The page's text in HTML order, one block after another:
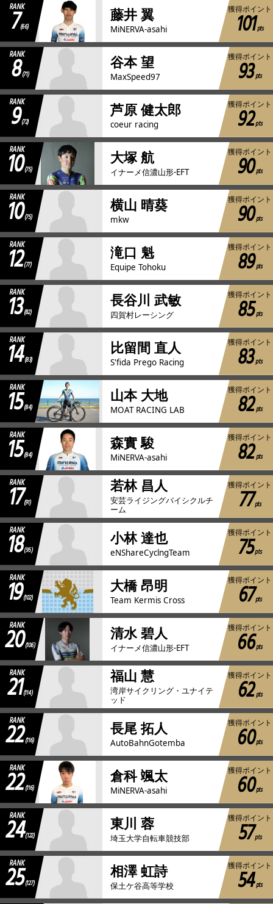
RANK
7 (66)
藤井 翼
MiNERVA-asahi
獲得ポイント
101pts
RANK
8(71)
谷本 望
MaxSpeed97
獲得ポイント
93pts
RANK
9(72)
芦原 健太郎
coeur racing
獲得ポイント
92pts
RANK
10(75)
大塚 航
イナーメ信濃山形-EFT
獲得ポイント
90pts
RANK
10(75)
横山 晴葵
mkw
獲得ポイント
90pts
RANK
12(77)
滝口 魁
Equipe Tohoku
獲得ポイント
89pts
RANK
13(82)
長谷川 武敏
四賀村レーシング
獲得ポイント
85pts
RANK
14(83)
比留間 直人
S'fida Prego Racing
獲得ポイント
83pts
RANK
15(84)
山本 大地
MOAT RACING LAB
獲得ポイント
82pts
RANK
15(84)
森實 駿
MiNERVA-asahi
獲得ポイント
82pts
RANK
17 (91)
若林 昌人
安芸ライジングバイシクルチ
ーム
獲得ポイント
77pts
RANK
18(95)
小林 達也
eNShareCyclngTeam
獲得ポイント
75pts
RANK
19(102)
大橋 昂明
Team Kermis Cross
獲得ポイント
67pts
RANK
20(106)
清水 碧人
イナーメ信濃山形-EFT
獲得ポイント
66pts
RANK
21(114)
福山 慧
湾岸サイクリング・ユナイテ
ッド
獲得ポイント
62pts
RANK
22(116)
長尾 拓人
AutoBahnGotemba
獲得ポイント
60pts
RANK
22(116)
倉科 颯太
MiNERVA-asahi
獲得ポイント
60pts
RANK
24(122)
東川 蓉
埼玉大学自転車競技部
獲得ポイント
57pts
RANK
25(127)
相澤 虹詩
保土ケ谷高等学校
獲得ポイント
54pts